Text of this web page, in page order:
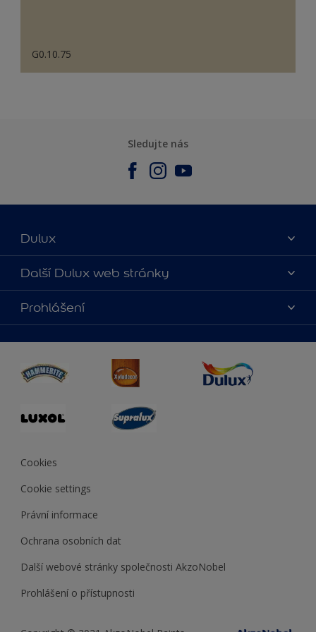
G0.10.75
Sledujte nás
Dulux
O nás
Kontaktujte nás
Najít obchod
Další Dulux web stránky
duluxmalir.cz
duluxmaliar.sk
duluxprodejnabarev.cz
duluxpredajnafarieb.sk
Prohlášení
Cookies
Cookie settings
Právní informace
Ochrana osobních dat
Další webové stránky společnosti AkzoNobel
Prohlášení o přístupnosti